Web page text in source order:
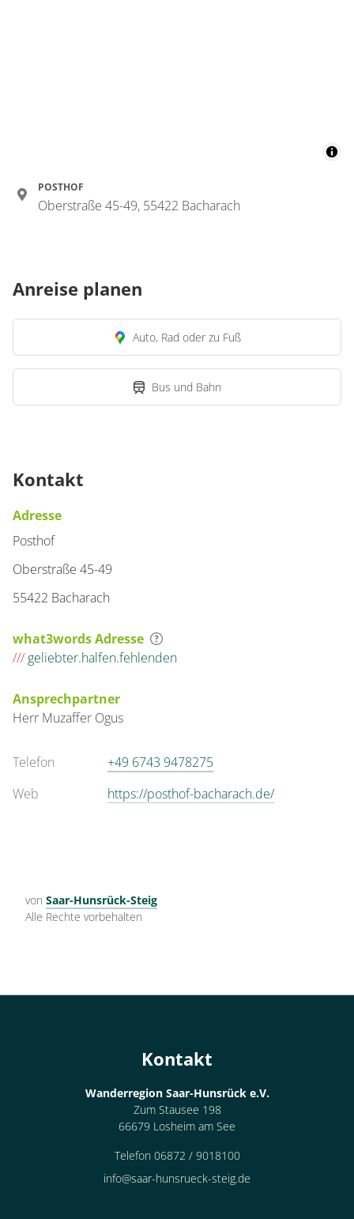
POSTHOF
Oberstraße 45-49, 55422 Bacharach
Anreise planen
Auto, Rad oder zu Fuß
Bus und Bahn
Kontakt
Adresse
Posthof
Oberstraße 45-49
55422 Bacharach
what3words Adresse
/// geliebter.halfen.fehlenden
Ansprechpartner
Herr Muzaffer Ogus
Telefon
+49 6743 9478275
Web
https://posthof-bacharach.de/
von Saar-Hunsrück-Steig
Alle Rechte vorbehalten
Kontakt
Wanderregion Saar-Hunsrück e.V.
Zum Stausee 198
66679 Losheim am See
Telefon 06872 / 9018100
info@saar-hunsrueck-steig.de